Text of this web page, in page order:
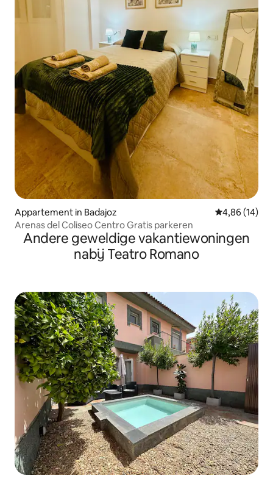
Appartement in Badajoz Gemiddelde
4,86 (14)
Arenas del Coliseo Centro Gratis parkeren
Andere geweldige vakantiewoningen
nabij Teatro Romano